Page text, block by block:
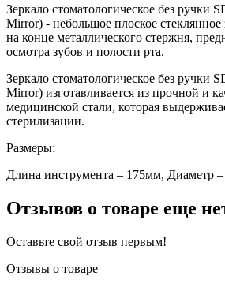
Зеркало стоматологическое без ручки
Mirror) - небольшое плоское стеклянное
на конце металлического стержня,
осмотра зубов и полости рта.
Зеркало стоматологическое без ручки
Mirror) изготавливается из прочной и
медицинской стали, которая
стерилизации.
Размеры:
Длина инструмента – 175мм, Диаметр
Отзывов о товаре еще
Оставьте свой отзыв первым!
Отзывы о товаре